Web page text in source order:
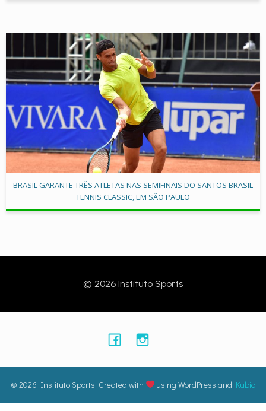
BRASIL GARANTE TRÊS ATLETAS NAS SEMIFINAIS DO SANTOS BRASIL
TENNIS CLASSIC, EM SÃO PAULO
© 2026 Instituto Sports
© 2026 Instituto Sports. Created with using WordPress and Kubio